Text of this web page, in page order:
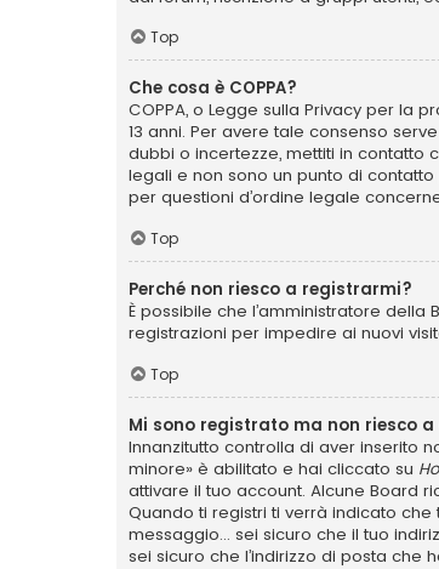
Top
Che cosa è COPPA?
COPPA, o Legge sulla Privacy per la
13 anni. Per avere tale consenso
dubbi o incertezze, mettiti in contatto
legali e non sono un punto di
per questioni d’ordine legale
Top
Perché non riesco a registrarmi?
È possibile che l’amministratore
registrazioni per impedire ai nuovi
Top
Mi sono registrato ma non riesco
Innanzitutto controlla di aver inserito
minore» è abilitato e hai cliccato su
attivare il tuo account. Alcune Board
Quando ti registri ti verrà indicato
messaggio... sei sicuro che il tuo
sei sicuro che l’indirizzo di posta